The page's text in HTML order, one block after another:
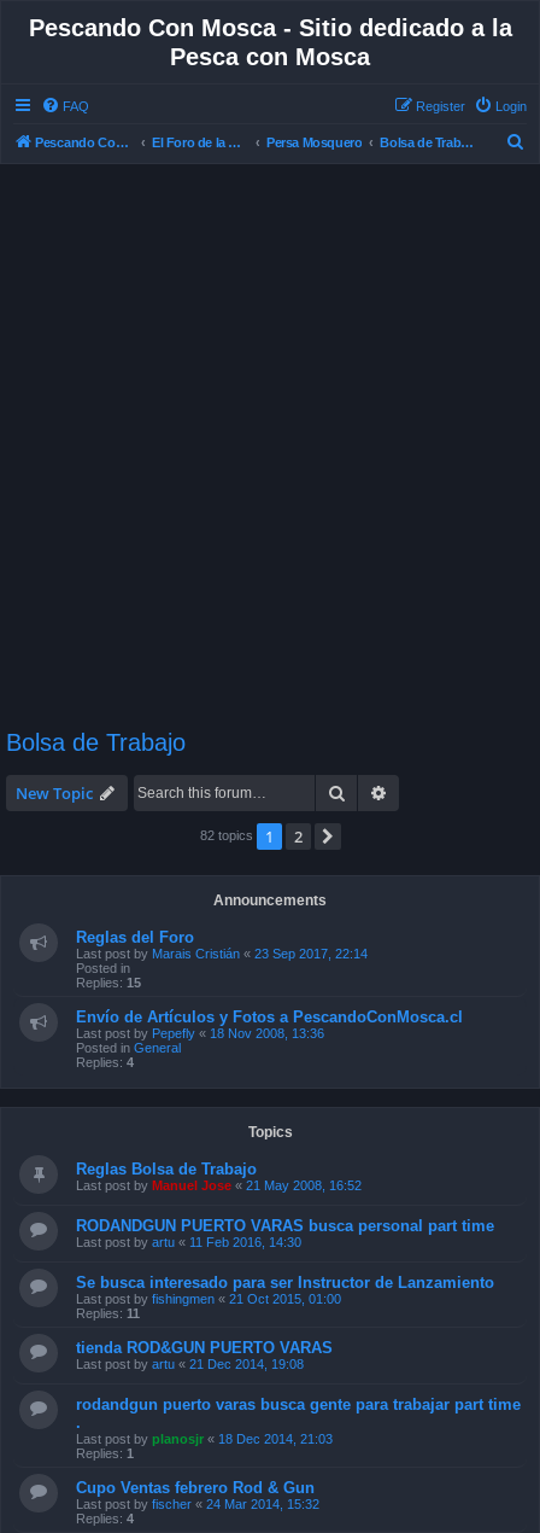
Pescando Con Mosca - Sitio dedicado a la
Pesca con Mosca
FAQ Login
Register
Pescando Con Mosca El Foro de la Pesca con Mosca en Chile Persa Mosquero Bolsa de Trabajo
Bolsa de Trabajo
New Topic Search
82 topics 1 2
Announcements
Reglas del Foro
Last post by Marais Cristián « 23 Sep 2017, 22:14
Posted in
Replies: 15
Envío de Artículos y Fotos a PescandoConMosca.cl
Last post by Pepefly « 18 Nov 2008, 13:36
Posted in General
Replies: 4
Topics
Reglas Bolsa de Trabajo
Last post by Manuel Jose « 21 May 2008, 16:52
RODANDGUN PUERTO VARAS busca personal part time
Last post by artu « 11 Feb 2016, 14:30
Se busca interesado para ser Instructor de Lanzamiento
Last post by fishingmen « 21 Oct 2015, 01:00
Replies: 11
tienda ROD&GUN PUERTO VARAS
Last post by artu « 21 Dec 2014, 19:08
rodandgun puerto varas busca gente para trabajar part time
.
Last post by planosjr « 18 Dec 2014, 21:03
Replies: 1
Cupo Ventas febrero Rod & Gun
Last post by fischer « 24 Mar 2014, 15:32
Replies: 4